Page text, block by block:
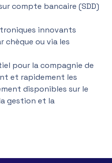
compte bancaire (SDD)
innovants
chèque ou via les
pour la compagnie de
et rapidement les
disponibles sur le
gestion et la